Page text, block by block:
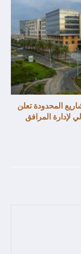
المحدودة تعلن
لإدارة المرافق